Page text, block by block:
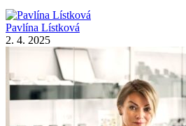
Pavlína Lístková
2. 4. 2025